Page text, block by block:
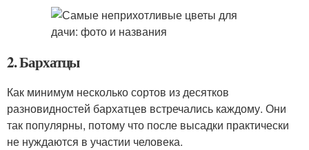
2. Бархатцы
Как минимум несколько сортов из десятков
разновидностей бархатцев встречались каждому. Они
так популярны, потому что после высадки практически
не нуждаются в участии человека.